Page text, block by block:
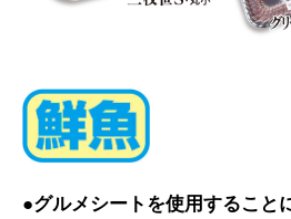
●グルメシートを使用すること